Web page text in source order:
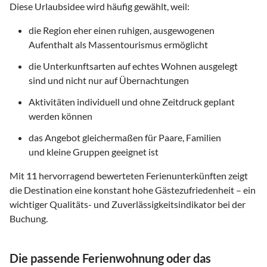
Diese Urlaubsidee wird häufig gewählt, weil:
die Region eher einen ruhigen, ausgewogenen
Aufenthalt als Massentourismus ermöglicht
die Unterkunftsarten auf echtes Wohnen ausgelegt
sind und nicht nur auf Übernachtungen
Aktivitäten individuell und ohne Zeitdruck geplant
werden können
das Angebot gleichermaßen für Paare, Familien
und kleine Gruppen geeignet ist
Mit 11 hervorragend bewerteten Ferienunterkünften zeigt
die Destination eine konstant hohe Gästezufriedenheit – ein
wichtiger Qualitäts- und Zuverlässigkeitsindikator bei der
Buchung.
Die passende Ferienwohnung oder das